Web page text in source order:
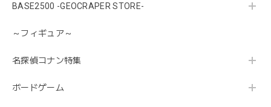
BASE2500 -GEOCRAPER STORE-
～フィギュア～
名探偵コナン特集
ボードゲーム